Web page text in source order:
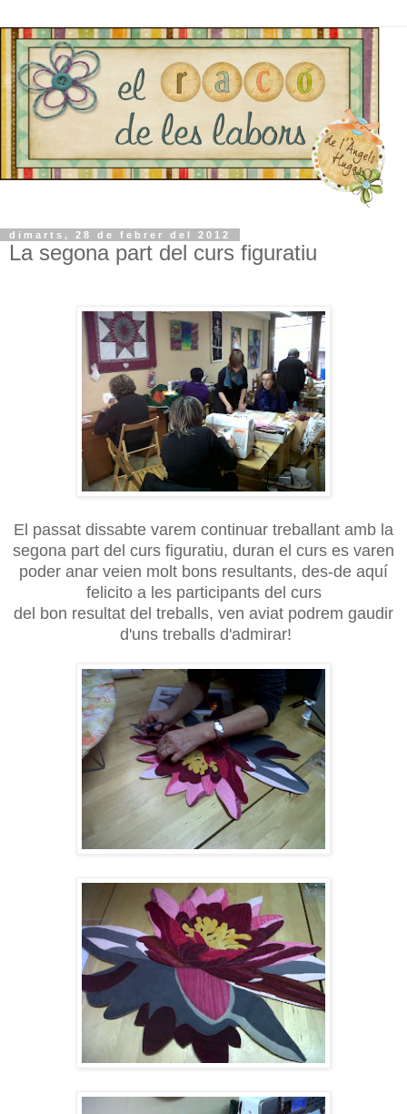
dimarts, 28 de febrer del 2012
La segona part del curs figuratiu
El passat dissabte varem continuar treballant amb la
segona part del curs figuratiu, duran el curs es varen
poder anar veien molt bons resultants, des-de aquí
felicito a les participants del curs
del bon resultat del treballs, ven aviat podrem gaudir
d'uns treballs d'admirar!